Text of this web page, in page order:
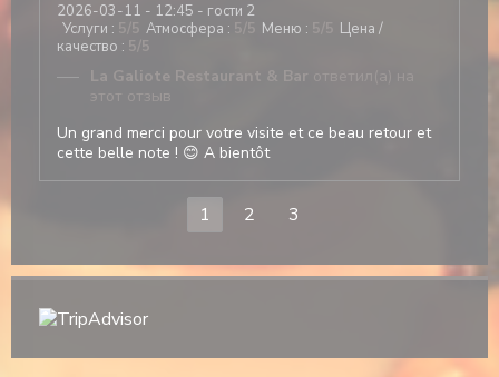
2026-03-11 - 12:45 - гости 2
Услуги : 5 /5 Атмосфера : 5 /5 Меню :
Цена /
качество : 5/5
La Galiote Restaurant & Bar ответил(а) на
этот отзыв
Un grand merci pour votre visite et ce beau retour et
cette belle note ! 😊 A bientôt
1 2 3